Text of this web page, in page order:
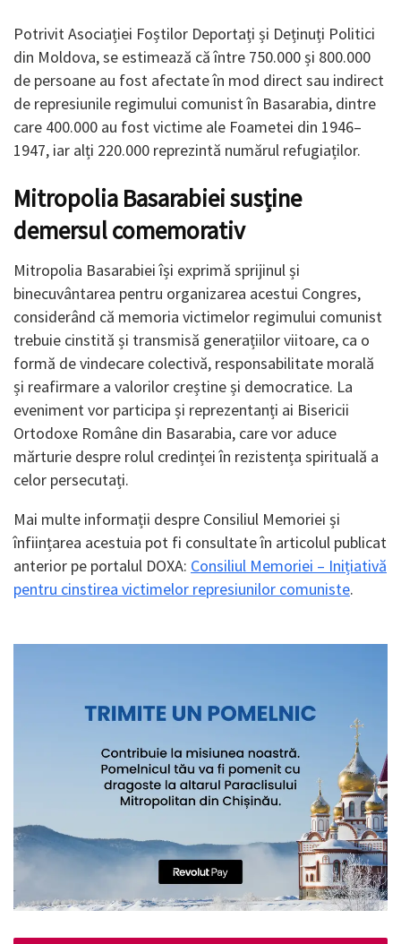
Potrivit Asociației Foștilor Deportați și Deținuți Politici
din Moldova, se estimează că între 750.000 și 800.000
de persoane au fost afectate în mod direct sau indirect
de represiunile regimului comunist în Basarabia, dintre
care 400.000 au fost victime ale Foametei din 1946–
1947, iar alți 220.000 reprezintă numărul refugiaților.
Mitropolia Basarabiei susține
demersul comemorativ
Mitropolia Basarabiei își exprimă sprijinul și
binecuvântarea pentru organizarea acestui Congres,
considerând că memoria victimelor regimului comunist
trebuie cinstită și transmisă generațiilor viitoare, ca o
formă de vindecare colectivă, responsabilitate morală
și reafirmare a valorilor creștine și democratice. La
eveniment vor participa și reprezentanți ai Bisericii
Ortodoxe Române din Basarabia, care vor aduce
mărturie despre rolul credinței în rezistența spirituală a
celor persecutați.
Mai multe informații despre Consiliul Memoriei și
înființarea acestuia pot fi consultate în articolul publicat
anterior pe portalul DOXA: Consiliul Memoriei – Inițiativă
pentru cinstirea victimelor represiunilor comuniste.